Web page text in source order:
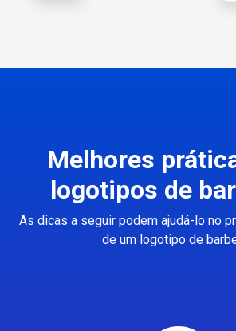
Melhores
logotipos de
As dicas a seguir podem ajudá-lo no
de um logotipo de